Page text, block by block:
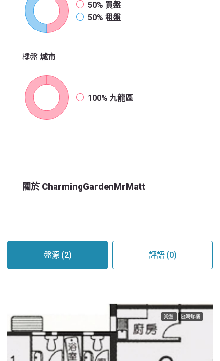
50% 買盤
50% 租盤
樓盤 城市
100% 九龍區
關於 CharmingGardenMrMatt
盤源 (2) 評語 (0)
買盤 隨時睇樓